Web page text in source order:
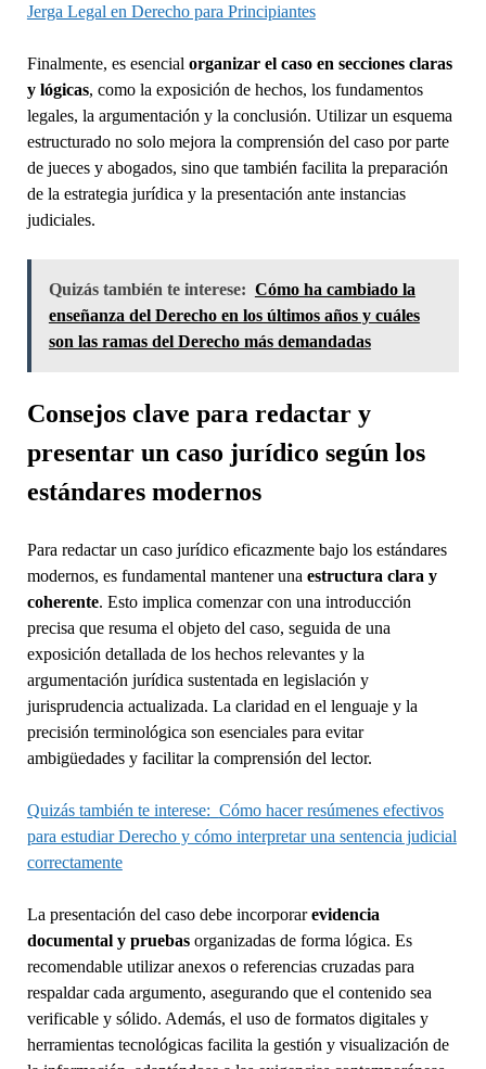
Jerga Legal en Derecho para Principiantes
Finalmente, es esencial organizar el caso en secciones claras
y lógicas, como la exposición de hechos, los fundamentos
legales, la argumentación y la conclusión. Utilizar un esquema
estructurado no solo mejora la comprensión del caso por parte
de jueces y abogados, sino que también facilita la preparación
de la estrategia jurídica y la presentación ante instancias
judiciales.
Quizás también te interese: Cómo ha cambiado la
enseñanza del Derecho en los últimos años y cuáles
son las ramas del Derecho más demandadas
Consejos clave para redactar y
presentar un caso jurídico según los
estándares modernos
Para redactar un caso jurídico eficazmente bajo los estándares
modernos, es fundamental mantener una estructura clara y
coherente. Esto implica comenzar con una introducción
precisa que resuma el objeto del caso, seguida de una
exposición detallada de los hechos relevantes y la
argumentación jurídica sustentada en legislación y
jurisprudencia actualizada. La claridad en el lenguaje y la
precisión terminológica son esenciales para evitar
ambigüedades y facilitar la comprensión del lector.
Quizás también te interese: Cómo hacer resúmenes efectivos
para estudiar Derecho y cómo interpretar una sentencia judicial
correctamente
La presentación del caso debe incorporarevidencia
documental y pruebasorganizadas de forma lógica. Es
recomendable utilizar anexos o referencias cruzadas para
respaldar cada argumento, asegurando que el contenido sea
verificable y sólido. Además, el uso de formatos digitales y
herramientas tecnológicas facilita la gestión y visualización de